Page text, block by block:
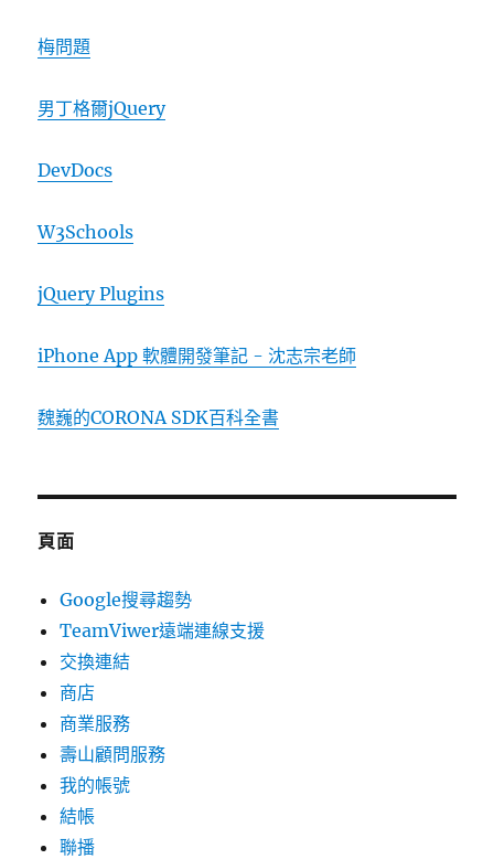
梅問題
男丁格爾jQuery
DevDocs
W3Schools
jQuery Plugins
iPhone App 軟體開發筆記 - 沈志宗老師
魏巍的CORONA SDK百科全書
頁面
Google搜尋趨勢
TeamViwer遠端連線支援
交換連結
商店
商業服務
壽山顧問服務
我的帳號
結帳
聯播